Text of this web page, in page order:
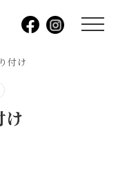
付け
け